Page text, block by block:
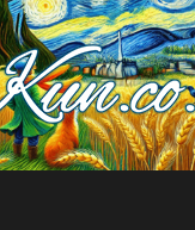
Kuncoro++